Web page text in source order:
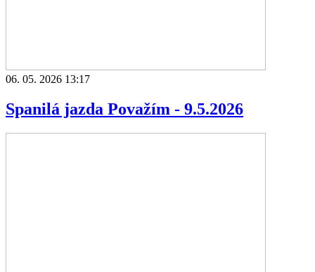
06. 05. 2026 13:17
Spanilá jazda Považím - 9.5.2026